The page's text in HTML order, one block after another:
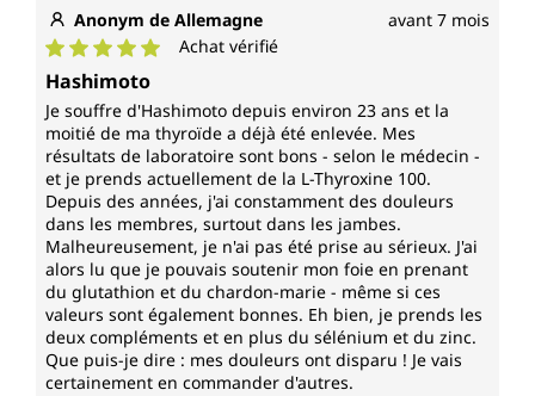
Anonym de Allemagne avant 7 mois
Note moyenne de 5 sur 5 étoiles
Achat vérifié
Hashimoto
Je souffre d'Hashimoto depuis environ 23 ans et la
moitié de ma thyroïde a déjà été enlevée. Mes
résultats de laboratoire sont bons - selon le médecin -
et je prends actuellement de la L-Thyroxine 100.
Depuis des années, j'ai constamment des douleurs
dans les membres, surtout dans les jambes.
Malheureusement, je n'ai pas été prise au sérieux. J'ai
alors lu que je pouvais soutenir mon foie en prenant
du glutathion et du chardon-marie - même si ces
valeurs sont également bonnes. Eh bien, je prends les
deux compléments et en plus du sélénium et du zinc.
Que puis-je dire : mes douleurs ont disparu ! Je vais
certainement en commander d'autres.